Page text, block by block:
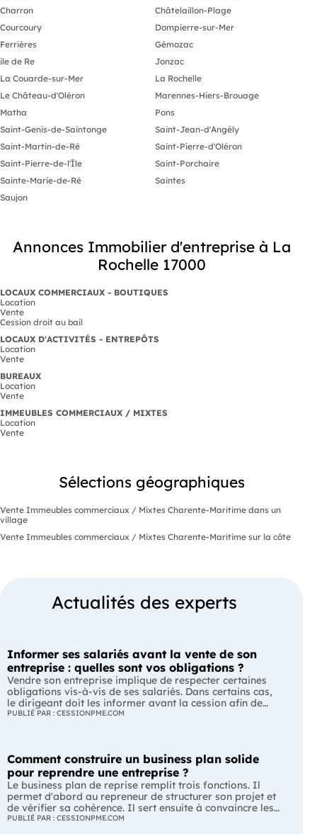
Charron
Châtelaillon-Plage
Courcoury
Dompierre-sur-Mer
Ferrières
Gémozac
ile de Re
Jonzac
La Couarde-sur-Mer
La Rochelle
Le Château-d'Oléron
Marennes-Hiers-Brouage
Matha
Pons
Saint-Genis-de-Saintonge
Saint-Jean-d'Angély
Saint-Martin-de-Ré
Saint-Pierre-d'Oléron
Saint-Pierre-de-l'Île
Saint-Porchaire
Sainte-Marie-de-Ré
Saintes
Saujon
Annonces Immobilier d'entreprise à La
Rochelle 17000
LOCAUX COMMERCIAUX - BOUTIQUES
Location
Vente
Cession droit au bail
LOCAUX D'ACTIVITÉS - ENTREPÔTS
Location
Vente
BUREAUX
Location
Vente
IMMEUBLES COMMERCIAUX / MIXTES
Location
Vente
Sélections géographiques
Vente Immeubles commerciaux / Mixtes Charente-Maritime dans un
village
Vente Immeubles commerciaux / Mixtes Charente-Maritime sur la côte
Actualités des experts
Informer ses salariés avant la vente de son
entreprise : quelles sont vos obligations ?
Vendre son entreprise implique de respecter certaines
obligations vis-à-vis de ses salariés. Dans certains cas,
le dirigeant doit les informer avant la cession afin de
leur permettre, s'ils le souhaitent, de présenter une offre
L'essentiel Les entreprises de moins de 250 salariés sont
soumises, dans certains cas, à une obligation
d'information préalable des salariés. Cette obligation
concerne la vente d'un fonds de commerce ou la cession
de la majorité des titres d'une société. Le délai
d'information varie selon la taille de l'entreprise. Les
PUBLIÉ PAR : CESSIONPME.COM
Comment construire un business plan solide
pour reprendre une entreprise ?
Le business plan de reprise remplit trois fonctions. Il
permet d'abord au repreneur de structurer son projet et
de vérifier sa cohérence. Il sert ensuite à convaincre les
banques et les partenaires financiers de l'accompagner.
PUBLIÉ PAR : CESSIONPME.COM